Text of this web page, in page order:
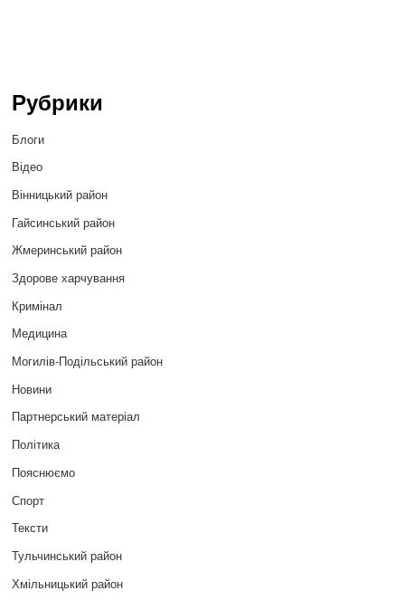
Рубрики
Блоги
Відео
Вінницький район
Гайсинський район
Жмеринський район
Здорове харчування
Кримінал
Медицина
Могилів-Подільський район
Новини
Партнерський матеріал
Політика
Пояснюємо
Спорт
Тексти
Тульчинський район
Хмільницький район